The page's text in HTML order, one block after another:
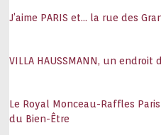
J’aime PARIS et… la rue des
VILLA HAUSSMANN, un endroit
Le Royal Monceau-Raffles
du Bien-Être